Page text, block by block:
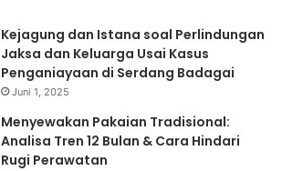
Kejagung dan Istana soal Perlindungan
Jaksa dan Keluarga Usai Kasus
Penganiayaan di Serdang Badagai
Juni 1, 2025
Menyewakan Pakaian Tradisional:
Analisa Tren 12 Bulan & Cara Hindari
Rugi Perawatan